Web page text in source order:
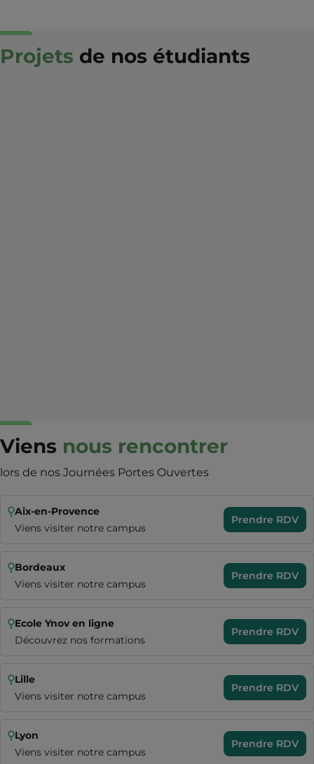
Projets de nos étudiants
Viens nous rencontrer
lors de nos Journées Portes Ouvertes
Aix-en-Provence
Viens visiter notre campus
Prendre RDV
Bordeaux
Viens visiter notre campus
Prendre RDV
Ecole Ynov en ligne
Découvrez nos formations
Prendre RDV
Lille
Viens visiter notre campus
Prendre RDV
Lyon
Viens visiter notre campus
Prendre RDV